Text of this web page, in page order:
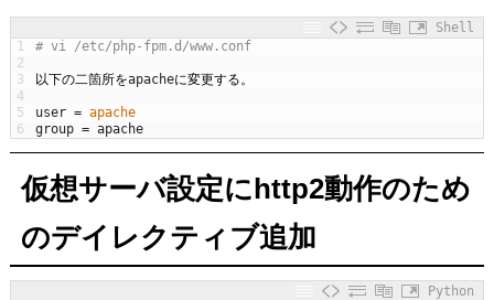
Shell
1
2
3
4
5
6
# vi /etc/php-fpm.d/www.conf
以下の二箇所をapacheに変更する。
user = apache
group = apache
仮想サーバ設定にhttp2動作のため
のデイレクティブ追加
Python